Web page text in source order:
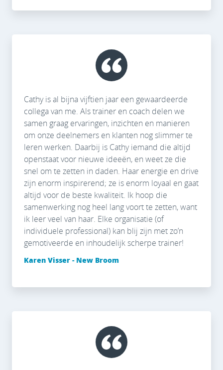
Cathy is al bijna vijftien jaar een gewaardeerde
collega van me. Als trainer en coach delen we
samen graag ervaringen, inzichten en manieren
om onze deelnemers en klanten nog slimmer te
leren werken. Daarbij is Cathy iemand die altijd
openstaat voor nieuwe ideeën, en weet ze die
snel om te zetten in daden. Haar energie en drive
zijn enorm inspirerend; ze is enorm loyaal en gaat
altijd voor de beste kwaliteit. Ik hoop die
samenwerking nog heel lang voort te zetten, want
ik leer veel van haar. Elke organisatie (of
individuele professional) kan blij zijn met zo’n
gemotiveerde en inhoudelijk scherpe trainer!
Karen Visser - New Broom